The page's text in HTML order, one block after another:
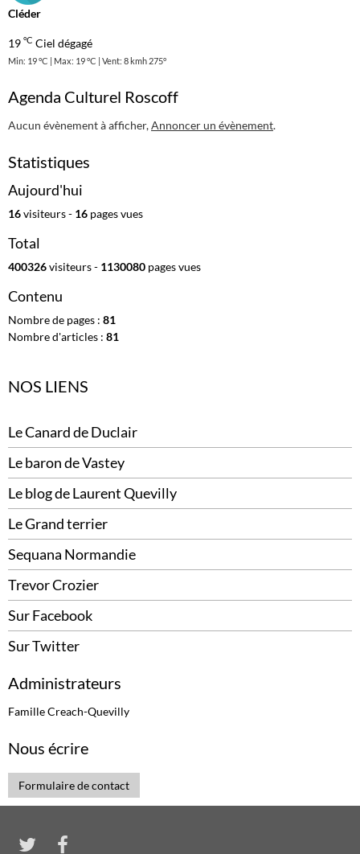
Cléder
19 °C Ciel dégagé
Min: 19 °C | Max: 19 °C | Vent: 8 kmh 275°
Agenda Culturel Roscoff
Aucun évènement à afficher,Annoncer un évènement.
Statistiques
Aujourd'hui
16visiteurs - 16 pages vues
Total
400326visiteurs - 1130080 pages vues
Contenu
Nombre de pages : 81
Nombre d'articles : 81
NOS LIENS
Le Canard de Duclair
Le baron de Vastey
Le blog de Laurent Quevilly
Le Grand terrier
Sequana Normandie
Trevor Crozier
Sur Facebook
Sur Twitter
Administrateurs
Famille Creach-Quevilly
Nous écrire
Formulaire de contact